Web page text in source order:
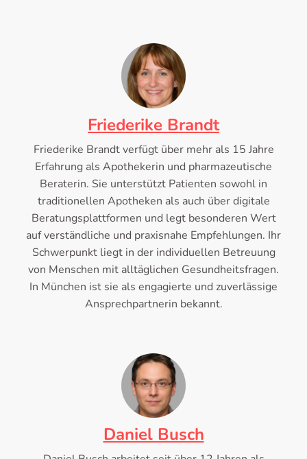
Friederike Brandt
Friederike Brandt verfügt über mehr als 15 Jahre
Erfahrung als Apothekerin und pharmazeutische
Beraterin. Sie unterstützt Patienten sowohl in
traditionellen Apotheken als auch über digitale
Beratungsplattformen und legt besonderen Wert
auf verständliche und praxisnahe Empfehlungen. Ihr
Schwerpunkt liegt in der individuellen Betreuung
von Menschen mit alltäglichen Gesundheitsfragen.
In München ist sie als engagierte und zuverlässige
Ansprechpartnerin bekannt.
Daniel Busch